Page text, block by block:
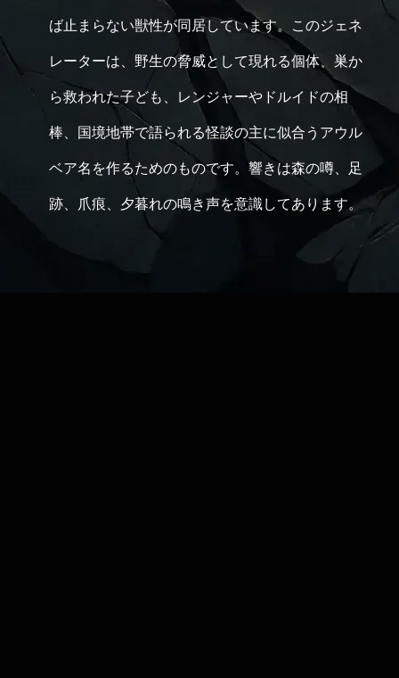
ば止まらない獣性が同居しています。このジェネ
レーターは、野生の脅威として現れる個体、巣か
ら救われた子ども、レンジャーやドルイドの相
棒、国境地帯で語られる怪談の主に似合うアウル
ベア名を作るためのものです。響きは森の噂、足
跡、爪痕、夕暮れの鳴き声を意識してあります。